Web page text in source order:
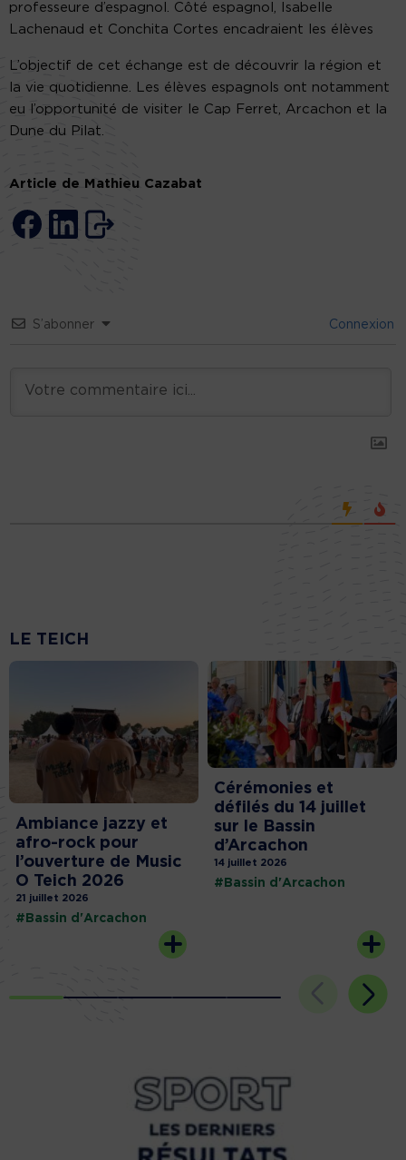
professeure d’espagnol. Côté espagnol, Isabelle
Lachenaud et Conchita Cortes encadraient les élèves
L’objectif de cet échange est de découvrir la région et
la vie quotidienne. Les élèves espagnols ont notamment
eu l’opportunité de visiter le Cap Ferret, Arcachon et la
Dune du Pilat.
Article de Mathieu Cazabat
S’abonner Connexion
LE TEICH
Ambiance jazzy et
afro-rock pour
l’ouverture de Music
O Teich 2026
21 juillet 2026
#Bassin d'Arcachon
Cérémonies et
défilés du 14 juillet
sur le Bassin
d’Arcachon
14 juillet 2026
#Bassin d'Arcachon